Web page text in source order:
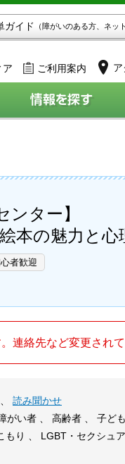
ガイド （障がいのある方、ネッ
ア ご利用案内
ンター】
の魅力と心
者歓迎
連絡先など変更され
読み聞かせ
い者 、 高齢者 、 子ど
り 、 LGBT・セクシュ